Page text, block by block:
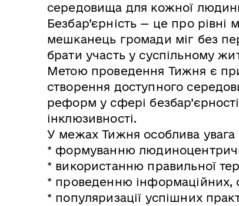
середовища для кожної
Безбар’єрність — це про
мешканець громади міг без
брати участь у суспільному
Метою проведення Тижня є
створення доступного
реформ у сфері
інклюзивності.
У межах Тижня особлива увага
* формуванню
* використанню правильної
* проведенню інформаційних,
* популяризації успішних